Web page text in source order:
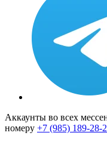
Аккаунты во всех
номеру +7 (985) 189-28-